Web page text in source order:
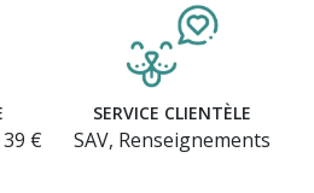
€
SERVICE CLIENTÈLE
SAV, Renseignements